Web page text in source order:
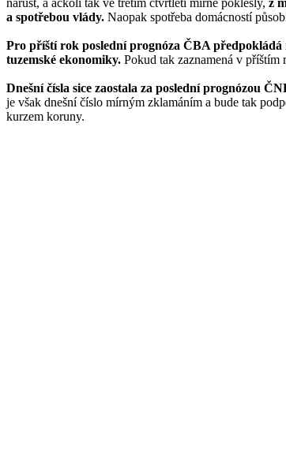
a spotřebou vlády. Naopak spotřeba domácností
Pro příští rok poslední prognóza ČBA předpokládá
tuzemské ekonomiky. Pokud tak zaznamená v
Dnešní čísla sice zaostala za poslední prognózou
je však dnešní číslo mírným zklamáním a bude tak
kurzem koruny.